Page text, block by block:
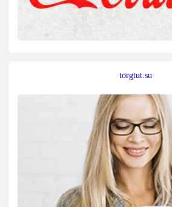
torgtut.su